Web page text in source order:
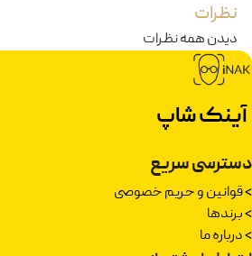
نظرات
دیدن همه نظرات
آینک شاپ
دسترسی سریع
>قوانین و حریم خصوصی
>برندها
>درباره ما